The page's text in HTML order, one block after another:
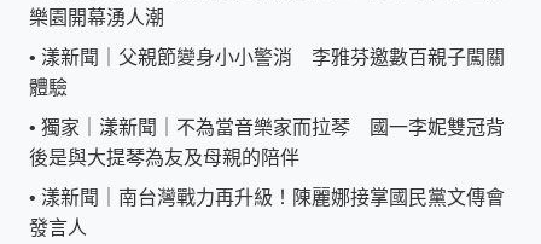
樂園開幕湧人潮
• 漾新聞｜父親節變身小小警消 李雅芬邀數百親子闖關
體驗
• 獨家｜漾新聞｜不為當音樂家而拉琴 國一李妮雙冠背
後是與大提琴為友及母親的陪伴
• 漾新聞｜南台灣戰力再升級！陳麗娜接掌國民黨文傳會
發言人